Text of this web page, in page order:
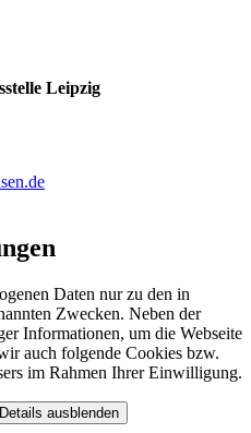
Leipzig
Daten nur zu den in
Zwecken. Neben der
Informationen, um die Webseite
auch folgende Cookies bzw.
im Rahmen Ihrer Einwilligung.
Details ausblenden